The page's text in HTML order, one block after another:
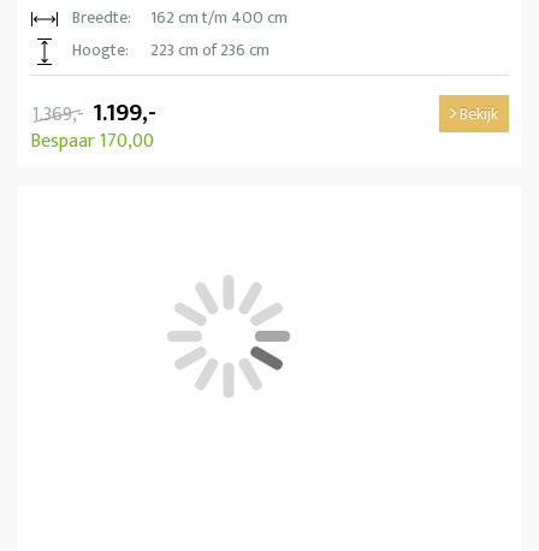
Breedte:
162 cm t/m 400 cm
Hoogte:
223 cm of 236 cm
1.369,- 1.199,-
Bespaar 170,00
Bekijk